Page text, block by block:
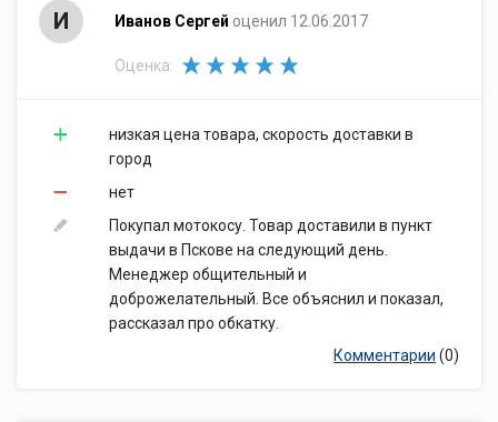
И Иванов Сергей оценил 12.06.2017
Оценка:
низкая цена товара, скорость доставки в
город
нет
Покупал мотокосу. Товар доставили в пункт
выдачи в Пскове на следующий день.
Менеджер общительный и
доброжелательный. Все объяснил и показал,
рассказал про обкатку.
Комментарии (0)